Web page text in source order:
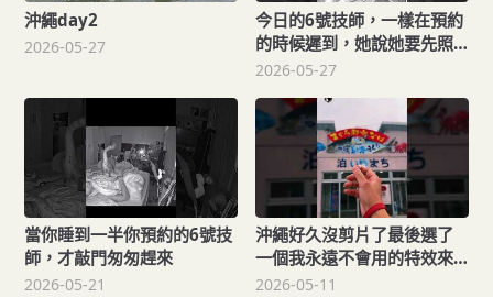
沖繩day2
2026-05-27
今日的6號技師，一樣在預約
的時候遲到，她說她要先照
顧家裡那位迷上玩雷射筆的
2026-05-27
當你睡到一半你預約的6號技
師，才敲門匆匆趕來
2026-05-21
沖繩好久沒剪片了最後選了
一個我永遠不會用的特效來
表達我的陌生感
2026-05-11